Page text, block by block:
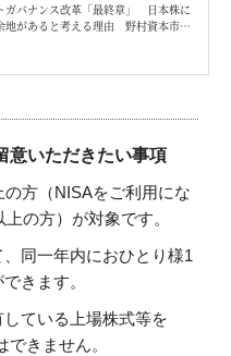
ガバナンス改革「最終章」 日本株に
地があると考える理由 野村資本市場
意いただきたい事項
方（NISAをご利用にな
の方）が対象です。
同一年内におひとり様1
きます。
ている上場株式等を
きません。